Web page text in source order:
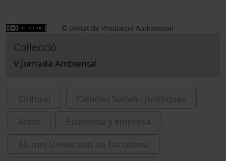
© Unitat de Producció Audiovisual
Col·lecció
V Jornada Ambiental
Cultural
Ciències Socials i Jurídiques
Actos
Economía y empresa
Alumni Universitat de Barcelona